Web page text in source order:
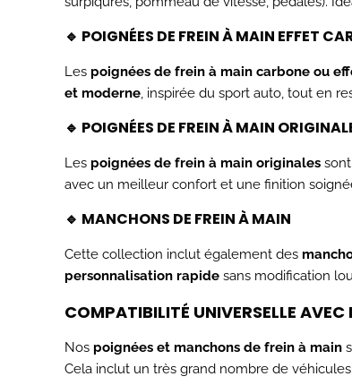
🔹 POIGNÉES DE FREIN À MAIN EFFET
Les poignées de frein à main carbone ou
et moderne, inspirée du sport auto, tout en
🔹 POIGNÉES DE FREIN À MAIN
Les poignées de frein à main originales
avec un meilleur confort et une finition
🔹 MANCHONS DE FREIN À MAIN
Cette collection inclut également des
personnalisation rapide sans modification
COMPATIBILITÉ UNIVERSELLE AVEC
Nos poignées et manchons de frein à main
Cela inclut un très grand nombre de véhicules,